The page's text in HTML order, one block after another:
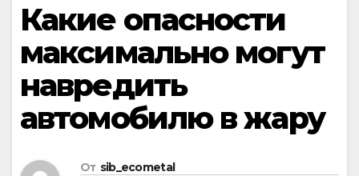
Какие опасности
максимально могут
навредить
автомобилю в жару
От sib_ecometal